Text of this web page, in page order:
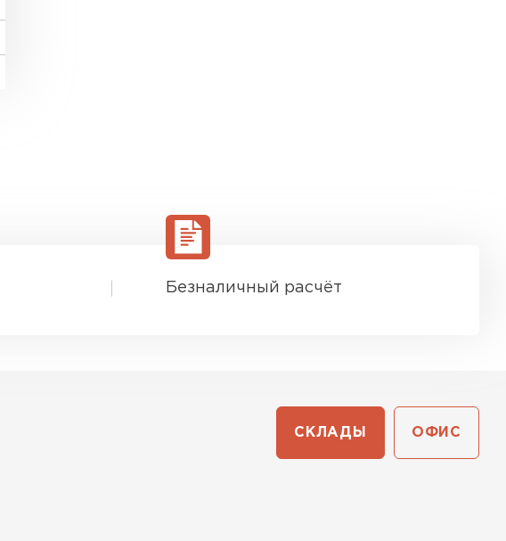
Безналичный расчёт
СКЛАДЫ ОФИС